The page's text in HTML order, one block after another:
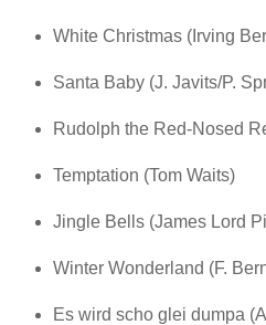
White Christmas (Irving
Santa Baby (J. Javits/P.
Rudolph the Red-Nosed
Temptation (Tom Waits)
Jingle Bells (James Lord
Winter Wonderland (F.
Es wird scho glei dumpa